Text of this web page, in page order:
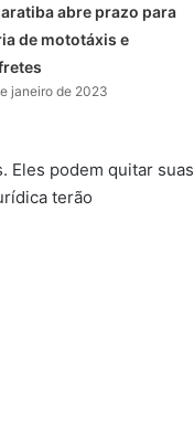
abre prazo para
de mototáxis e
janeiro de 2023
Eles podem quitar suas
terão